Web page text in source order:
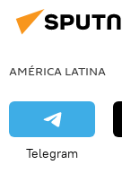
AMÉRICA LATINA
Telegram